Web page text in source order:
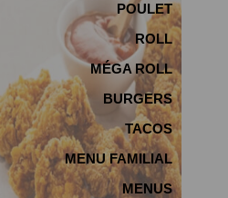
POULET
ROLL
MÉGA ROLL
BURGERS
TACOS
MENU FAMILIAL
MENUS